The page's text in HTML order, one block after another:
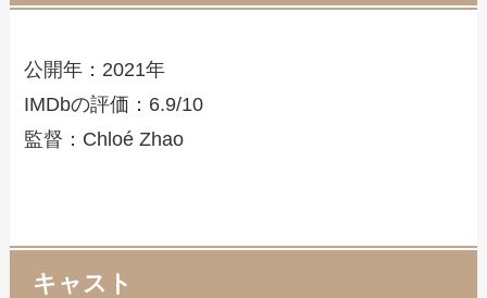
公開年：2021年
IMDbの評価：6.9/10
監督：Chloé Zhao
キャスト